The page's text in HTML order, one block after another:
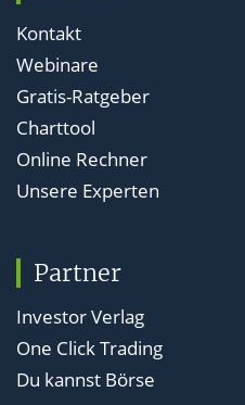
Kontakt
Webinare
Gratis-Ratgeber
Charttool
Online Rechner
Unsere Experten
Partner
Investor Verlag
One Click Trading
Du kannst Börse